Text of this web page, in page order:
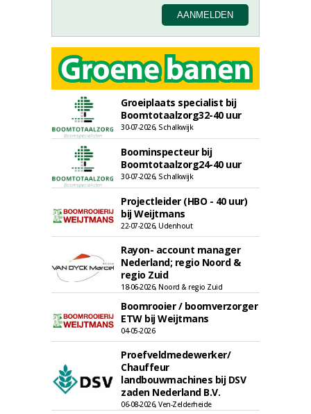
Groeiplaats specialist bij
Boomtotaalzorg32-40 uur
30-07-2026, Schalkwijk
Boominspecteur bij
Boomtotaalzorg24-40 uur
30-07-2026, Schalkwijk
Projectleider (HBO - 40 uur)
bij Weijtmans
22-07-2026, Udenhout
Rayon- account manager
Nederland; regio Noord &
regio Zuid
18-06-2026, Noord & regio Zuid
Boomrooier / boomverzorger
ETW bij Weijtmans
04-05-2026
Proefveldmedewerker/
Chauffeur
landbouwmachines bij DSV
zaden Nederland B.V.
06-08-2026, Ven-Zelderheide